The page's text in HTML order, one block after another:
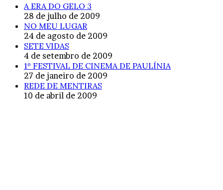
A ERA DO GELO 3
28 de julho de 2009
NO MEU LUGAR
24 de agosto de 2009
SETE VIDAS
4 de setembro de 2009
1º FESTIVAL DE CINEMA DE PAULÍNIA
27 de janeiro de 2009
REDE DE MENTIRAS
10 de abril de 2009